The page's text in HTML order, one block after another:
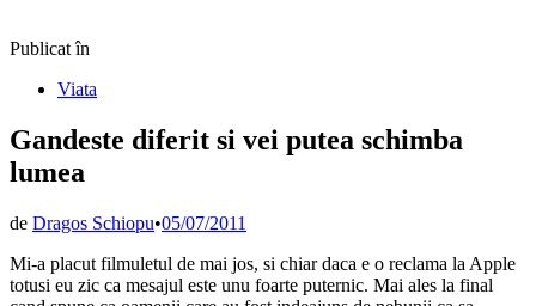
Publicat în
Viata
Gandeste diferit si vei putea schimba
lumea
de Dragos Schiopu•05/07/2011
Mi-a placut filmuletul de mai jos, si chiar daca e o reclama la Apple
totusi eu zic ca mesajul este unu foarte puternic. Mai ales la final